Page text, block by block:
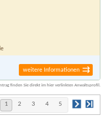
weitere Informationen
finden Sie direkt im hier verlinkten Anwaltsprofil.
1 2 3 4 5